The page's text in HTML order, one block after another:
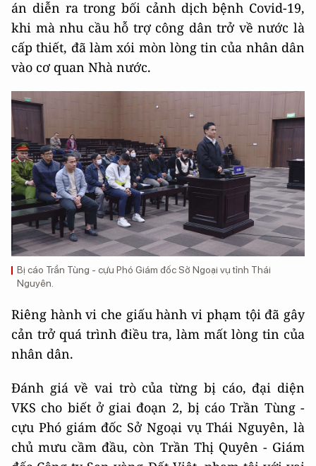
án diễn ra trong bối cảnh dịch bệnh Covid-19,
khi mà nhu cầu hỗ trợ công dân trở về nước là
cấp thiết, đã làm xói mòn lòng tin của nhân dân
vào cơ quan Nhà nước.
Bị cáo Trần Tùng - cựu Phó Giám đốc Sở Ngoại vụ tỉnh Thái
Nguyên.
Riêng hành vi che giấu hành vi phạm tội đã gây
cản trở quá trình điều tra, làm mất lòng tin của
nhân dân.
Đánh giá về vai trò của từng bị cáo, đại diện
VKS cho biết ở giai đoạn 2, bị cáo Trần Tùng -
cựu Phó giám đốc Sở Ngoại vụ Thái Nguyên, là
chủ mưu cầm đầu, còn Trần Thị Quyên - Giám